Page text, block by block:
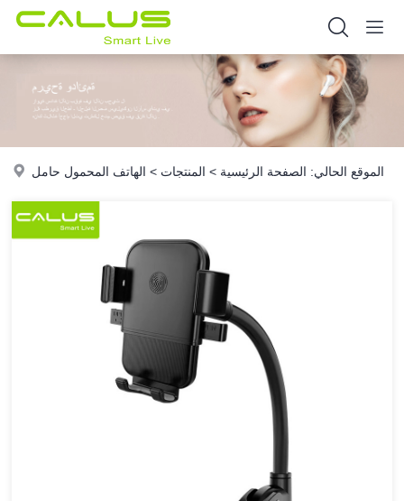
الموقع الحالي: الصفحة الرئيسية > المنتجات > الهاتف المحمول حامل